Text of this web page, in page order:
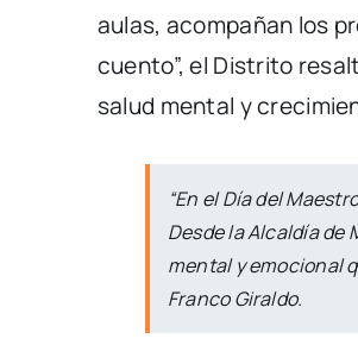
aulas, acompañan los
cuento”, el Distrito
salud mental y
“En el Día del
Desde la Alcaldía
mental y emocional
Franco Giraldo.